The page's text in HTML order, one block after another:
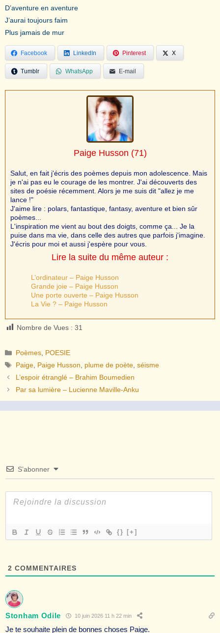
D’aventure en aventure
J’aurai toujours faim
Plus jamais de mur
Facebook LinkedIn Pinterest X
Tumblr WhatsApp E-mail
Paige Husson (71)
Salut, en fait j'écris des poèmes depuis mon adolescence. Mais
je n'ai pas eu le courage de les montrer. J'ai découverts des
sites de poésie récemment. Alors je me suis dit "allez je me
lance !"
J'aime lire : polars, fantastique, fantasy, aventure et bien sûr
poèmes...
L'inspiration me vient au bout des doigts, comme ça... Je la
puise dans ma vie, dans celle des autres que parfois j'imagine.
J'écris pour moi et aussi j'espère pour vous.
Lire la suite du même auteur :
L’ordinateur – Paige Husson
Grande joie – Paige Husson
Une porte ouverte – Paige Husson
La Vie ? – Paige Husson
Nombre de Vues : 31
Catégories
Poèmes POESIE
Étiquettes
Paige Paige Husson plume de poète ,séisme
L’espoir étranglé – Brahim Boumedien
Par sa lumière – Lucienne Maville-Anku
S’abonner
{} [+]
2 COMMENTAIRES
Stonham Odile 10 juin 2026 11 h 22 min
Je te souhaite plein de bonnes choses Paige.